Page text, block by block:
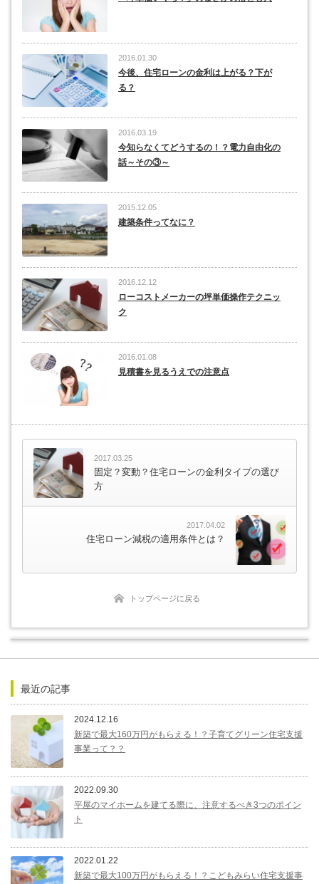
2016.01.30
今後、住宅ローンの金利は上がる？下が
る？
2016.03.19
今知らなくてどうするの！？電力自由化の
話～その③～
2015.12.05
建築条件ってなに？
2016.12.12
ローコストメーカーの坪単価操作テクニッ
ク
2016.01.08
見積書を見るうえでの注意点
2017.03.25
固定？変動？住宅ローンの金利タイプの選び
方
2017.04.02
住宅ローン減税の適用条件とは？
トップページに戻る
最近の記事
2024.12.16
新築で最大160万円がもらえる！？子育てグリーン住宅支援
事業って？？
2022.09.30
平屋のマイホームを建てる際に、注意するべき3つのポイン
ト
2022.01.22
新築で最大100万円がもらえる！？こどもみらい住宅支援事